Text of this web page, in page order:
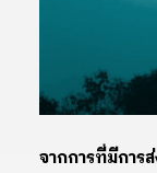
จากการที่มีการ